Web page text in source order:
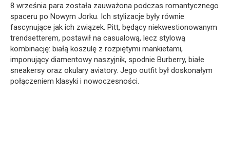
8 września para została zauważona podczas romantycznego
spaceru po Nowym Jorku. Ich stylizacje były równie
fascynujące jak ich związek. Pitt, będący niekwestionowanym
trendsetterem, postawił na casualową, lecz stylową
kombinację: białą koszulę z rozpiętymi mankietami,
imponujący diamentowy naszyjnik, spodnie Burberry, białe
sneakersy oraz okulary aviatory. Jego outfit był doskonałym
połączeniem klasyki i nowoczesności.